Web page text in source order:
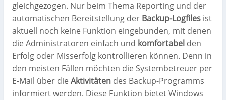
gleichgezogen. Nur beim Thema Reporting und der
automatischen Bereitstellung der Backup-Logfiles ist
aktuell noch keine Funktion eingebunden, mit denen
die Administratoren einfach und komfortabel den
Erfolg oder Misserfolg kontrollieren können. Denn in
den meisten Fällen möchten die Systembetreuer per
E-Mail über die Aktivitäten des Backup-Programms
informiert werden. Diese Funktion bietet Windows